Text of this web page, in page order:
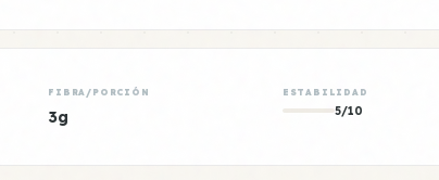
FIBRA/PORCIÓN
3g
ESTABILIDAD
5/10